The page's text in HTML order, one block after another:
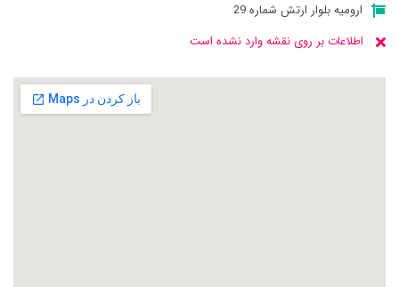
ارومیه بلوار ارتش شماره 29
اطلاعات بر روی نقشه وارد نشده است